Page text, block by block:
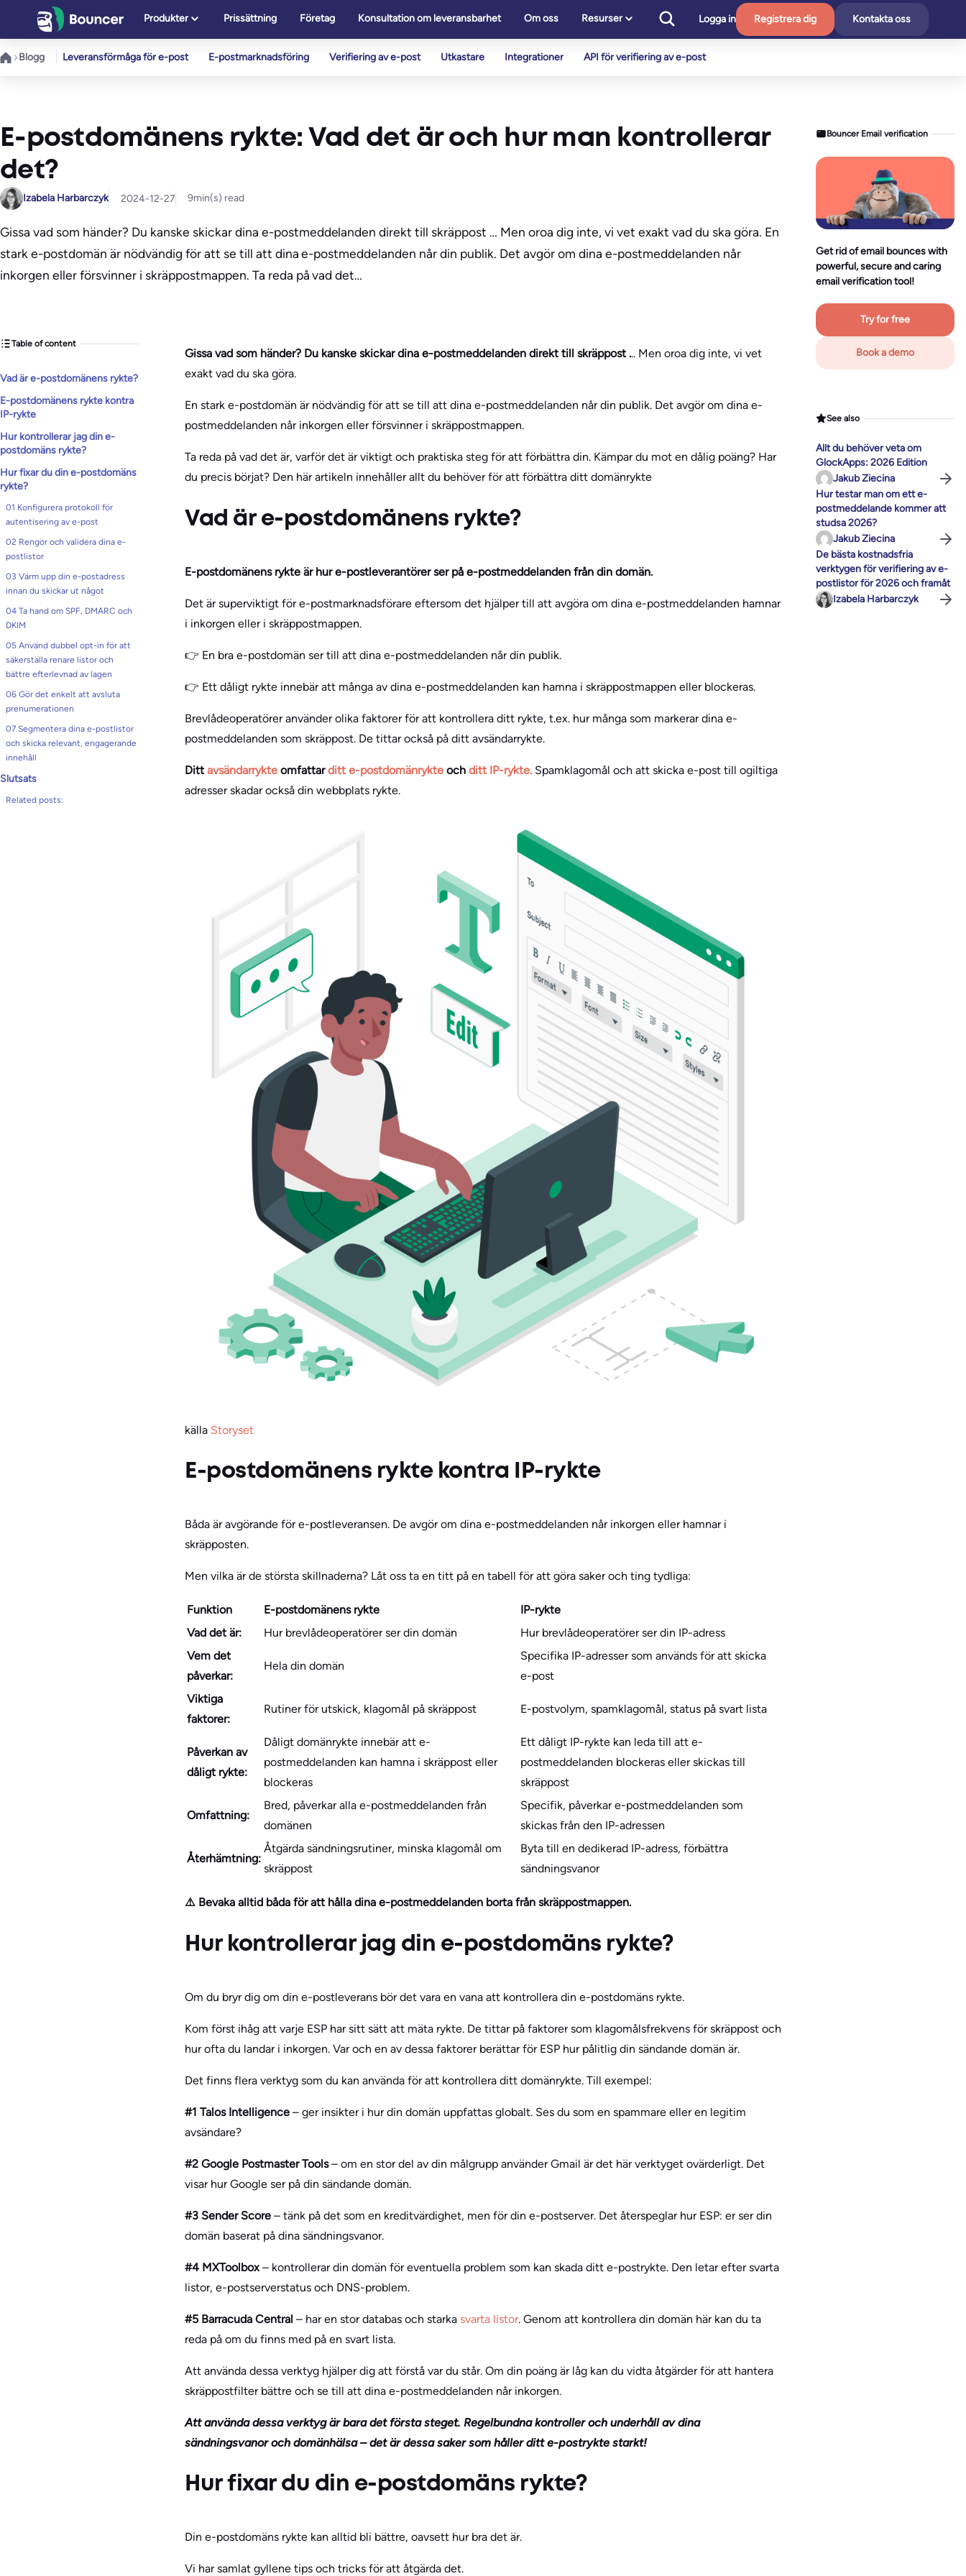
innehåll
Produkter Prissättning Företag Konsultation om leveransbarhet Om oss Resurser Logga in Registrera dig Kontakta oss
Blogg Leveransförmåga för e-post E-postmarknadsföring Verifiering av e-post Utkastare Integrationer API för verifiering av e-post
E-postdomänens rykte: Vad det är och hur man kontrollerar
det?
Izabela Harbarczyk 2024-12-27 9min(s) read
Gissa vad som händer? Du kanske skickar dina e-postmeddelanden direkt till skräppost … Men oroa dig inte, vi vet exakt vad du ska göra. En
stark e-postdomän är nödvändig för att se till att dina e-postmeddelanden når din publik. Det avgör om dina e-postmeddelanden når
inkorgen eller försvinner i skräppostmappen. Ta reda på vad det…
Table of content
Vad är e-postdomänens rykte?
E-postdomänens rykte kontra
IP-rykte
Hur kontrollerar jag din e-
postdomäns rykte?
Hur fixar du din e-postdomäns
rykte?
01 Konfigurera protokoll för
autentisering av e-post
02 Rengör och validera dina e-
postlistor
03 Värm upp din e-postadress
innan du skickar ut något
04 Ta hand om SPF, DMARC och
DKIM
05 Använd dubbel opt-in för att
säkerställa renare listor och
bättre efterlevnad av lagen
06 Gör det enkelt att avsluta
prenumerationen
07 Segmentera dina e-postlistor
och skicka relevant, engagerande
innehåll
Slutsats
Related posts:
Gissa vad som händer? Du kanske skickar dina e-postmeddelanden direkt till skräppost ... Men oroa dig inte, vi vet
exakt vad du ska göra.
En stark e-postdomän är nödvändig för att se till att dina e-postmeddelanden når din publik. Det avgör om dina e-
postmeddelanden når inkorgen eller försvinner i skräppostmappen.
Ta reda på vad det är, varför det är viktigt och praktiska steg för att förbättra din. Kämpar du mot en dålig poäng? Har
du precis börjat? Den här artikeln innehåller allt du behöver för att förbättra ditt domänrykte
Vad är e-postdomänens rykte?
E-postdomänens rykte är hur e-postleverantörer ser på e-postmeddelanden från din domän.
Det är superviktigt för e-postmarknadsförare eftersom det hjälper till att avgöra om dina e-postmeddelanden hamnar
i inkorgen eller i skräppostmappen.
👉 En bra e-postdomän ser till att dina e-postmeddelanden når din publik.
👉 Ett dåligt rykte innebär att många av dina e-postmeddelanden kan hamna i skräppostmappen eller blockeras.
Brevlådeoperatörer använder olika faktorer för att kontrollera ditt rykte, t.ex. hur många som markerar dina e-
postmeddelanden som skräppost. De tittar också på ditt avsändarrykte.
Ditt avsändarrykte omfattarditt e-postdomänrykte och ditt IP-rykte. Spamklagomål och att skicka e-post till ogiltiga
adresser skadar också din webbplats rykte.
källa Storyset
E-postdomänens rykte kontra IP-rykte
Båda är avgörande för e-postleveransen. De avgör om dina e-postmeddelanden når inkorgen eller hamnar i
skräpposten.
Men vilka är de största skillnaderna? Låt oss ta en titt på en tabell för att göra saker och ting tydliga:
Funktion E-postdomänens rykte
IP-rykte
Vad det är:
Hur brevlådeoperatörer ser din domän
Hur brevlådeoperatörer ser din IP-adress
Vem det
påverkar:
Hela din domän
Specifika IP-adresser som används för att skicka
e-post
Viktiga
faktorer:
Rutiner för utskick, klagomål på skräppost E-postvolym, spamklagomål, status på svart lista
Påverkan av
dåligt rykte:
Dåligt domänrykte innebär att e-
postmeddelanden kan hamna i skräppost eller
blockeras
Ett dåligt IP-rykte kan leda till att e-
postmeddelanden blockeras eller skickas till
skräppost
Omfattning:
Bred, påverkar alla e-postmeddelanden från
domänen
Specifik, påverkar e-postmeddelanden som
skickas från den IP-adressen
Återhämtning:
Åtgärda sändningsrutiner, minska klagomål om
skräppost
Byta till en dedikerad IP-adress, förbättra
sändningsvanor
⚠️ Bevaka alltid båda för att hålla dina e-postmeddelanden borta från skräppostmappen.
Hur kontrollerar jag din e-postdomäns rykte?
Om du bryr dig om din e-postleverans bör det vara en vana att kontrollera din e-postdomäns rykte.
Kom först ihåg att varje ESP har sitt sätt att mäta rykte. De tittar på faktorer som klagomålsfrekvens för skräppost och
hur ofta du landar i inkorgen. Var och en av dessa faktorer berättar för ESP hur pålitlig din sändande domän är.
Det finns flera verktyg som du kan använda för att kontrollera ditt domänrykte. Till exempel:
#1 Talos Intelligence – ger insikter i hur din domän uppfattas globalt. Ses du som en spammare eller en legitim
avsändare?
#2 Google Postmaster Tools– om en stor del av din målgrupp använder Gmail är det här verktyget ovärderligt. Det
visar hur Google ser på din sändande domän.
#3 Sender Score – tänk på det som en kreditvärdighet, men för din e-postserver. Det återspeglar hur ESP: er ser din
domän baserat på dina sändningsvanor.
#4 MXToolbox – kontrollerar din domän för eventuella problem som kan skada ditt e-postrykte. Den letar efter svarta
listor, e-postserverstatus och DNS-problem.
#5 Barracuda Central – har en stor databas och starka svarta listor. Genom att kontrollera din domän här kan du ta
reda på om du finns med på en svart lista.
Att använda dessa verktyg hjälper dig att förstå var du står. Om din poäng är låg kan du vidta åtgärder för att hantera
skräppostfilter bättre och se till att dina e-postmeddelanden når inkorgen.
Att använda dessa verktyg är bara det första steget. Regelbundna kontroller och underhåll av dina
sändningsvanor och domänhälsa – det är dessa saker som håller ditt e-postrykte starkt!
Hur fixar du din e-postdomäns rykte?
Din e-postdomäns rykte kan alltid bli bättre, oavsett hur bra det är.
Vi har samlat gyllene tips och tricks för att åtgärda det.
Bouncer Email verification
Get rid of email bounces with
powerful, secure and caring
email verification tool!
Try for free
Book a demo
See also
Allt du behöver veta om
GlockApps: 2026 Edition
Jakub Ziecina
Hur testar man om ett e-
postmeddelande kommer att
studsa 2026?
Jakub Ziecina
De bästa kostnadsfria
verktygen för verifiering av e-
postlistor för 2026 och framåt
Izabela Harbarczyk